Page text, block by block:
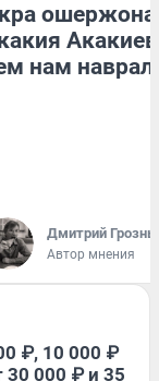
нам
Дмитрий
Автор мнения
₽, 10 000 ₽
30 000 ₽ и 35